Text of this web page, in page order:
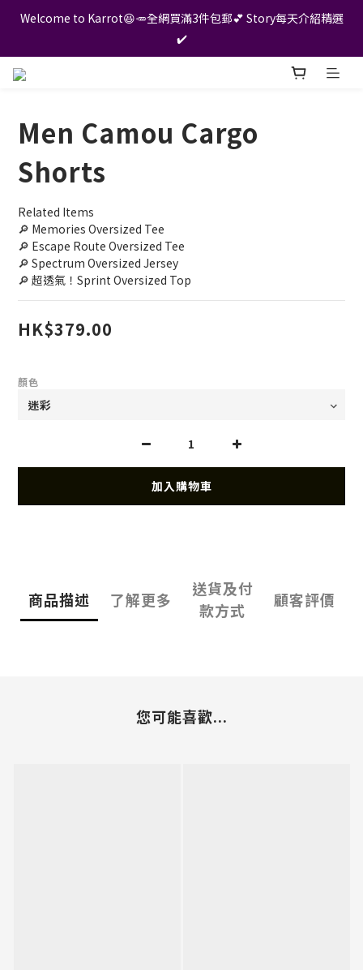
Welcome to Karrot😆🥕全網買滿3件包郵💕 Story每天介紹精選
✔️
Men Camou Cargo
Shorts
Related Items
🔎 Memories Oversized Tee
🔎 Escape Route Oversized Tee
🔎 Spectrum Oversized Jersey
🔎 超透氣！Sprint Oversized Top
HK$379.00
顏色
加入購物車
商品描述 了解更多
送貨及付
款方式
顧客評價
您可能喜歡...